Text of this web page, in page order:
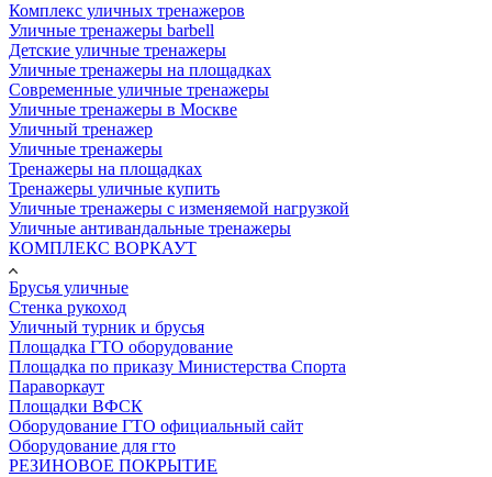
Комплекс уличных тренажеров
Уличные тренажеры barbell
Детские уличные тренажеры
Уличные тренажеры на площадках
Современные уличные тренажеры
Уличные тренажеры в Москве
Уличный тренажер
Уличные тренажеры
Тренажеры на площадках
Тренажеры уличные купить
Уличные тренажеры с изменяемой нагрузкой
Уличные антивандальные тренажеры
КОМПЛЕКС ВОРКАУТ
Брусья уличные
Стенка рукоход
Уличный турник и брусья
Площадка ГТО оборудование
Площадка по приказу Министерства Спорта
Параворкаут
Площадки ВФСК
Оборудование ГТО официальный сайт
Оборудование для гто
РЕЗИНОВОЕ ПОКРЫТИЕ